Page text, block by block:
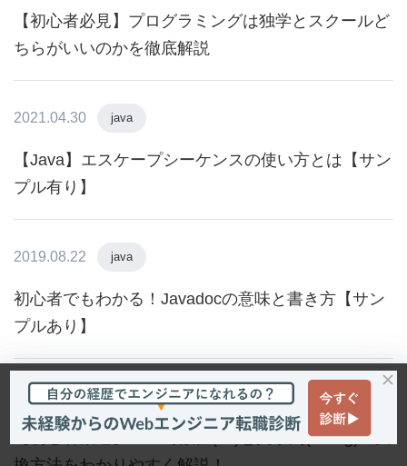
【初心者必見】プログラミングは独学とスクールど
ちらがいいのかを徹底解説
2021.04.30 java
【Java】エスケープシーケンスの使い方とは【サン
プル有り】
2019.08.22 java
初心者でもわかる！Javadocの意味と書き方【サン
プルあり】
2019.12.02 java
【初心者歓迎】Javaで数値(int)と文字列(String)の変